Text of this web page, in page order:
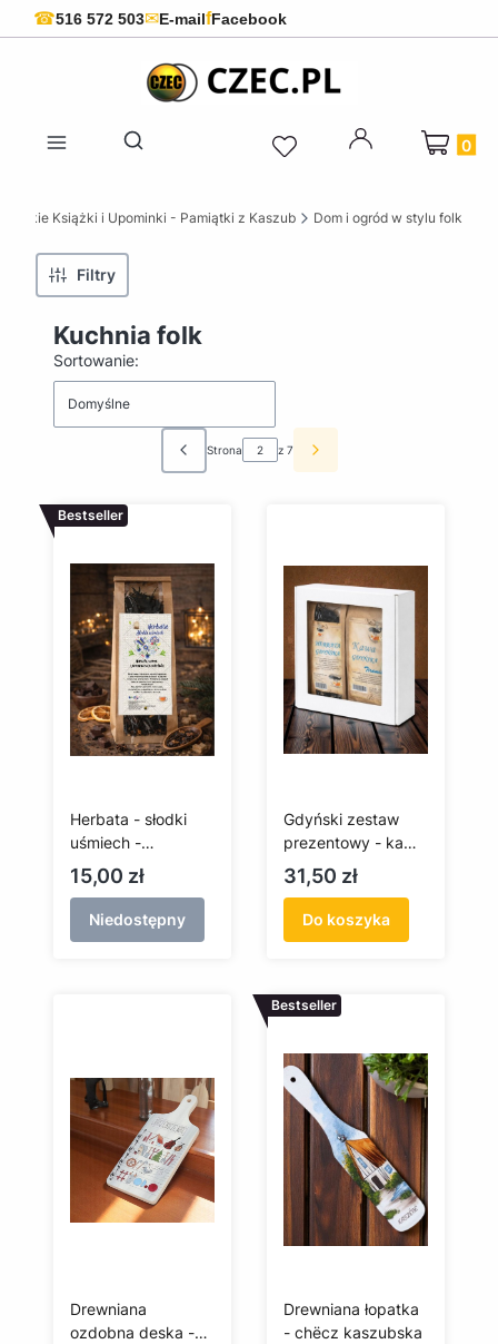
☎516 572 503✉E-mailfFacebook
Otwórz wyszukiwarkę
Produkty
Książki i Upominki - Pamiątki z Kaszub Dom i ogród w stylu folk
Filtry
Kuchnia folk
Lista produktów
Sortowanie:
Domyślne
Poprzednie produkty
Strona z 7 Następne produkty
Bestseller
Herbata - słodki
uśmiech -
pomarańcza i
czekolada - 75g
Cena
15,00 zł
Niedostępny
Gdyński zestaw
prezentowy - kawa
i herbata
Cena
31,50 zł
Do koszyka
Drewniana
ozdobna deska -
Bestseller
Drewniana łopatka
- chëcz kaszubska